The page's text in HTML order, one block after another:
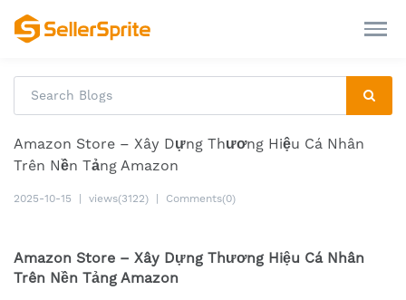
Amazon Store – Xây Dựng Thương Hiệu Cá Nhân
Trên Nền Tảng Amazon
2025-10-15 views(3122) Comments(0)
Amazon Store – Xây Dựng Thương Hiệu Cá Nhân
Trên Nền Tảng Amazon